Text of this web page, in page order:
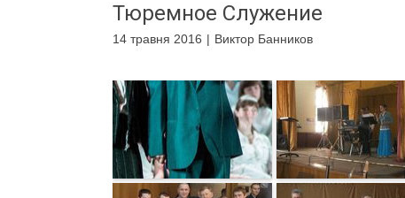
Тюремное Служение
14 травня 2016 Виктор Банников